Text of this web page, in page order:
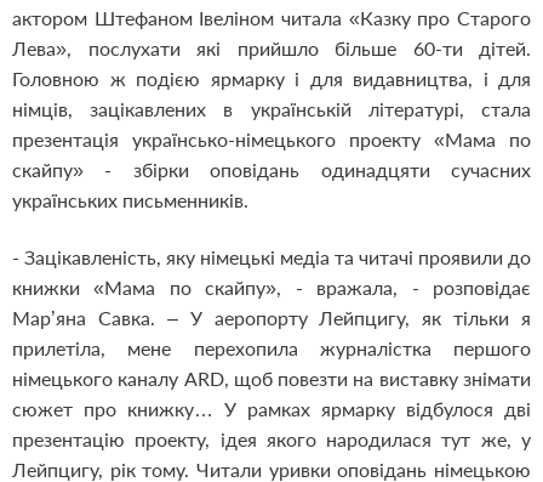
актором Штефаном Івеліном читала «Казку про Старого
Лева», послухати які прийшло більше 60-ти дітей.
Головною ж подією ярмарку і для видавництва, і для
німців, зацікавлених в українській літературі, стала
презентація українсько-німецького проекту «Мама по
скайпу» - збірки оповідань одинадцяти сучасних
українських письменників.
- Зацікавленість, яку німецькі медіа та читачі проявили до
книжки «Мама по скайпу», - вражала, - розповідає
Мар’яна Савка. – У аеропорту Лейпцигу, як тільки я
прилетіла, мене перехопила журналістка першого
німецького каналу ARD, щоб повезти на виставку знімати
сюжет про книжку… У рамках ярмарку відбулося дві
презентацію проекту, ідея якого народилася тут же, у
Лейпцигу, рік тому. Читали уривки оповідань німецькою